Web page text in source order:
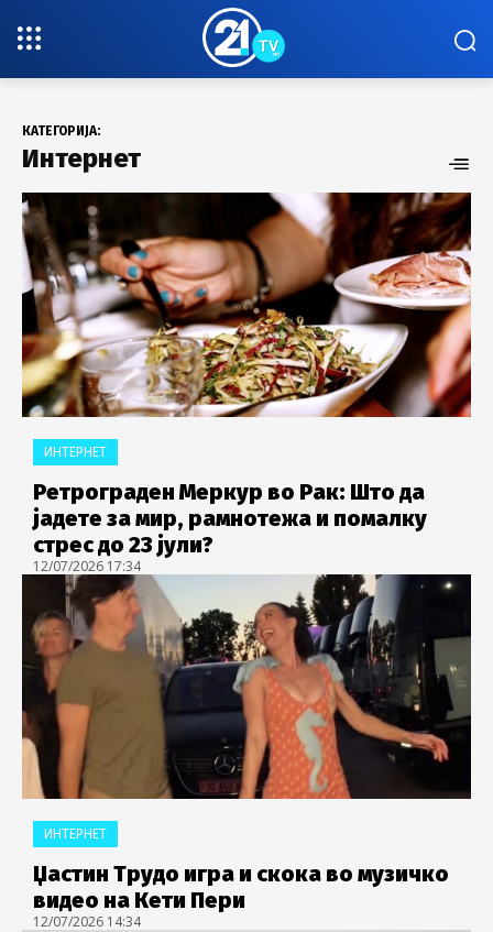
КАТЕГОРИЈА:
Интернет
ИНТЕРНЕТ
Ретрограден Меркур во Рак: Што да
јадете за мир, рамнотежа и помалку
стрес до 23 јули?
12/07/2026 17:34
ИНТЕРНЕТ
Џастин Трудо игра и скока во музичко
видео на Кети Пери
12/07/2026 14:34